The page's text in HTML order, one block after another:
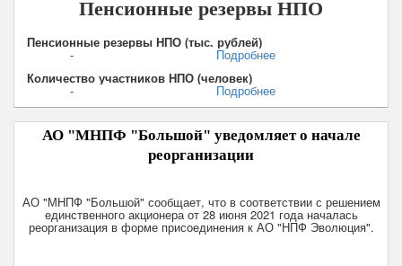
Пенсионные резервы НПО
Пенсионные резервы НПО (тыс. рублей)
-
Подробнее
Количество участников НПО (человек)
- Подробнее
АО "МНПФ "Большой" уведомляет о начале
реорганизации
АО "МНПФ "Большой" сообщает, что в соответствии с решением
единственного акционера от 28 июня 2021 года началась
реорганизация в форме присоединения к АО "НПФ Эволюция".